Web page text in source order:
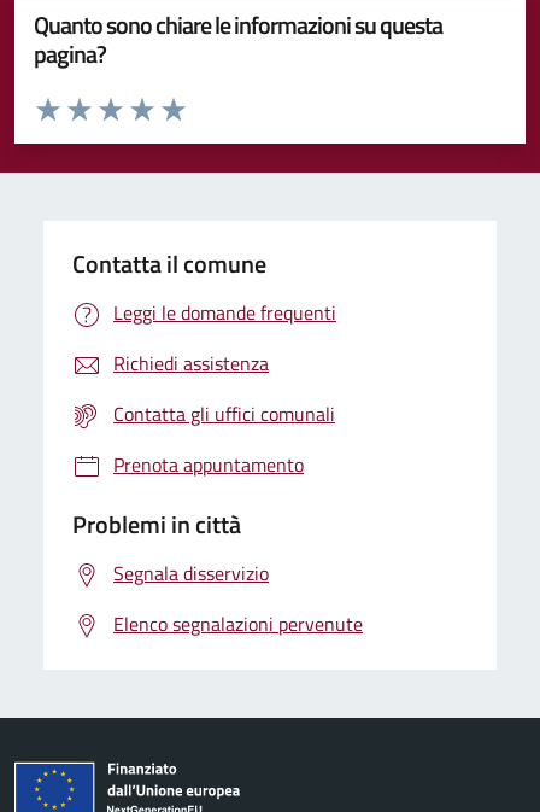
Quanto sono chiare le informazioni su questa
pagina?
Valuta da 1 a 5 stelle la pagina
Valuta 5 stelle su 5
Valuta 4 stelle su 5
Valuta 3 stelle su 5
Valuta 2 stelle su 5
Valuta 1 stelle su 5
Contatta il comune
Leggi le domande frequenti
Richiedi assistenza
Contatta gli uffici comunali
Prenota appuntamento
Problemi in città
Segnala disservizio
Elenco segnalazioni pervenute